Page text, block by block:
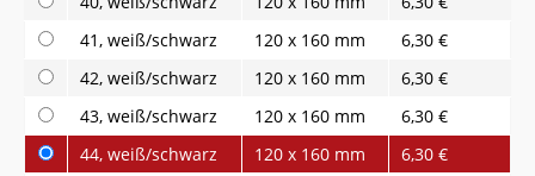
41, weiß/schwarz
120 x 160 mm
6,30 €
42, weiß/schwarz
120 x 160 mm
6,30 €
43, weiß/schwarz
120 x 160 mm
6,30 €
44, weiß/schwarz
120 x 160 mm
6,30 €